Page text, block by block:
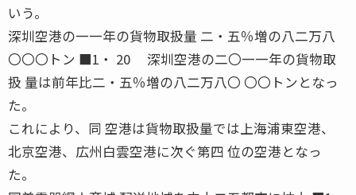
いう。
深圳空港の一一年の貨物取扱量 二・五％増の八二万八
〇〇〇トン ■1・ 20 深圳空港の二〇一一年の貨物取
扱 量は前年比二・五％増の八二万八〇 〇〇トンとなっ
た。
これにより、同 空港は貨物取扱量では上海浦東空港、
北京空港、広州白雲空港に次ぐ第四 位の空港となっ
た。